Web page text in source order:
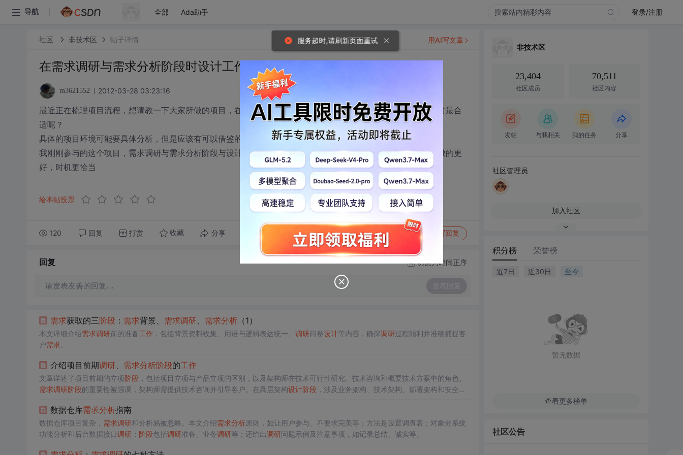
导航 全部 Ada助手 登录/注册
社区 非技术区 帖子详情
在需求调研与需求分析阶段时设计工作的介入时间点？
m3621552 2012-03-28 03:23:16
最近正在梳理项目流程，想请教一下大家所做的项目，在需求调研与需求分析阶段时设计工作的介入时间点为何时最合
适呢？
具体的项目环境可能要具体分析，但是应该有可以借鉴的经验。
我刚刚参与的这个项目，需求调研与需求分析阶段与设计阶段的工作比较脱节，想寻找一个契合点，将设计工作做的更
好，时机更恰当
给本帖投票
120 回复 打赏 收藏 分享 转发到动态 举报 写回复
用AI写文章
回复 切换为时间正序
请发表友善的回复… 发表回复
需求获取的三阶段： 需求背景、 需求调研、 需求分析（1）
本文详细介绍需求调研前的准备工作，包括背景资料收集、用语与逻辑表达统一、 调研问卷设计等内容，确保调研过程顺利并准确捕捉客
户需求
介绍项目前期调研、 需求分析阶段的工作
文章详述了项目前期的立项阶段，包括项目立项与产品立项的区别，以及架构师在技术可行性研究、技术咨询和概要技术方案中的角色。
需求调研阶段的重要性被强调，架构师需提供技术咨询并引导客户。在高层架构设计阶段，涉及业务架构、技术架构、部署架构和安全架
数据仓库需求分析指南
数据仓库项目复杂， 需求调研和分析易被忽略。本文介绍需求分析原则，如让用户参与、不要求完美等；方法是设置调查表；对象分系统
功能分析和后台数据接口调研； 阶段包括调研准备、业务调研等；还给出调研问题示例及注意事项，如记录总结、诚实等。
非技术区
23,404
社区成员
70,511
社区内容
发帖 与我相关 我的任务 分享
社区管理员
加入社区
积分榜 荣誉榜
近7日 近30日 至今
暂无数据
查看更多榜单
社区公告
服务超时,请刷新页面重试